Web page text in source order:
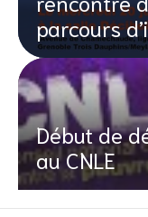
parcours
Début de
au CNLE